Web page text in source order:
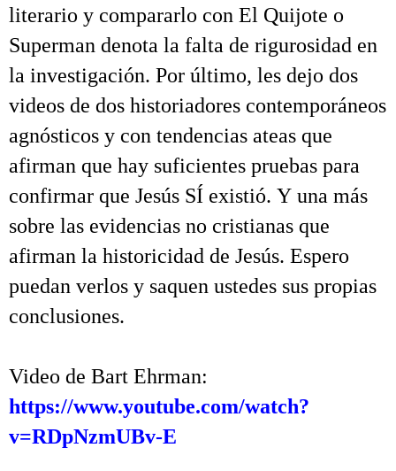
literario y compararlo con El Quijote o
Superman denota la falta de rigurosidad en
la investigación. Por último, les dejo dos
videos de dos historiadores contemporáneos
agnósticos y con tendencias ateas que
afirman que hay suficientes pruebas para
confirmar que Jesús SÍ existió. Y una más
sobre las evidencias no cristianas que
afirman la historicidad de Jesús. Espero
puedan verlos y saquen ustedes sus propias
conclusiones.
Video de Bart Ehrman:
https://www.youtube.com/watch?
v=RDpNzmUBv-E